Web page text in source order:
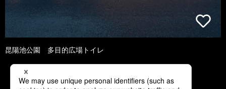
昆陽池公園 多目的広場トイレ